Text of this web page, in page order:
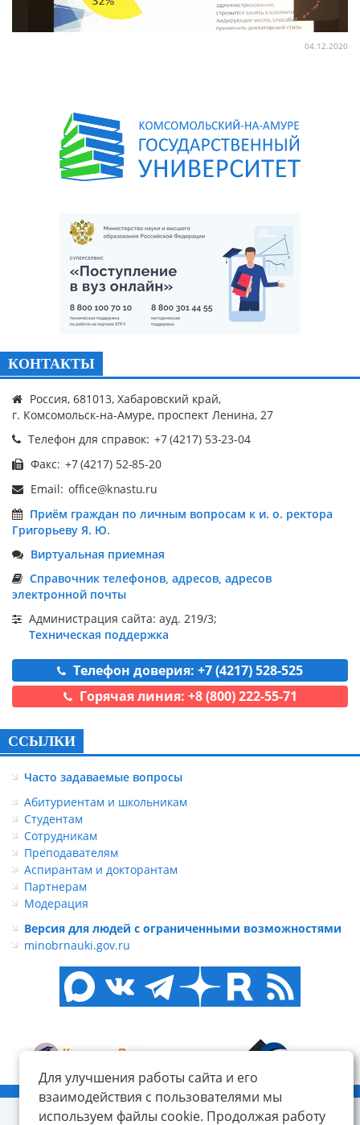
04.12.2020
Для улучшения работы сайта и его
взаимодействия с пользователями мы
используем файлы cookie. Продолжая работу
КОНТАКТЫ
Россия, 681013, Хабаровский край,
г. Комсомольск-на-Амуре, проспект Ленина, 27
Телефон для справок:
Факс:
Email:
Приём граждан по личным вопросам к и. о. ректора
Григорьеву Я. Ю.
Виртуальная приемная
Справочник телефонов, адресов, адресов
электронной почты
Администрация сайта: ауд. 219/3;
Техническая поддержка
Телефон доверия: +7 (4217) 528-525
Горячая линия: +8 (800) 222-55-71
ССЫЛКИ
Часто задаваемые вопросы
Абитуриентам и школьникам
Студентам
Сотрудникам
Преподавателям
Аспирантам и докторантам
Партнерам
Модерация
Версия для людей с ограниченными возможностями
minobrnauki.gov.ru
© ФГБОУ ВО «КнАГУ», 2014-2026